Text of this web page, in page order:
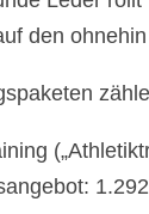
den